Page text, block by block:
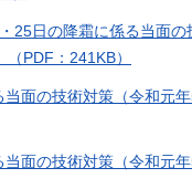
25日の降霜に係る当面の
（PDF：241KB）
面の技術対策（令和元
面の技術対策（令和元